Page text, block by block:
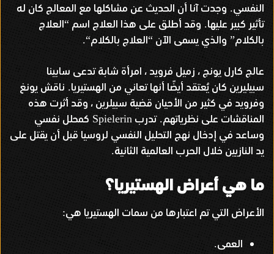
النفسي. وجدت آنا أن الحديث عن مشاكلها مع المعالج كان له
تأثير كبير عليها. وقد أطلق على هذا العلاج اسم “العلاج
بالكلام” والذي يسمى الآن “العلاج بالكلام“.
عالج كارل يونج ، زميل فرويد ، امرأة شابة تدعى سابينا
سبيليرين كان يُعتقد أيضًا أنها تعاني من الهستيريا. ناقش يونغ
وفرويد في كثير من الأحيان قضية سبيلرين ، وقد أثرت هذه
المناقشات على نظرياتهم.تدرب Spielerin كمحلل نفسي
وساعد في إدخال نهج التحليل النفسي لروسيا قبل أن يقتل على
يد النازيين خلال الحرب العالمية الثانية.
ما هي أعراض الهستيريا؟
الأعراض التي تم اعتبارها من سمات الهستيريا هي:
العمى.